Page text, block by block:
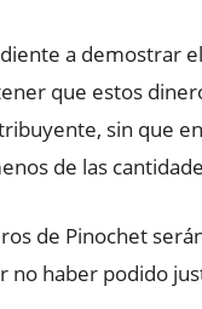
a demostrar
que estos
sin que
de las
de Pinochet
no haber podido